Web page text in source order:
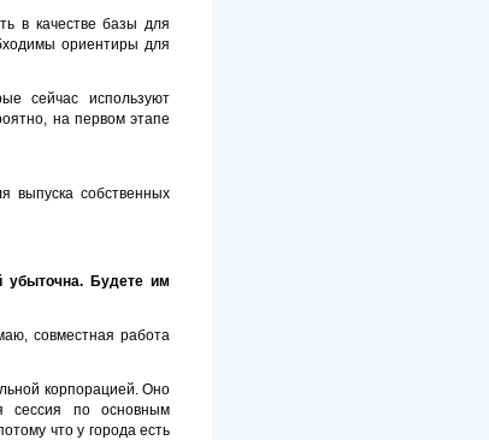
в качестве базы для
ориентиры для
сейчас используют
на первом этапе
выпуска собственных
убыточна. Будете им
совместная работа
корпорацией. Оно
сессия по основным
что у города есть